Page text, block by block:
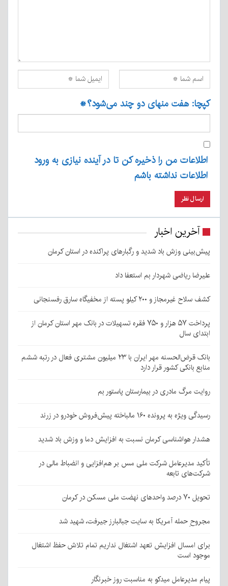
کپچا: هفت منهای دو چند می‌شود؟*
اطلاعات من را ذخیره کن تا در آینده نیازی به ورود
اطلاعات نداشته باشم
آخرین اخبار
پیش‌بینی وزش باد شدید و رگبارهای پراکنده در استان کرمان
علیرضا ریاضی شهردار بم استعفا داد
کشف سلاح غیرمجاز و ۲۰۰ کیلو پسته از مخفیگاه سارق رفسنجانی
پرداخت ۵۷ هزار و ۷۵۰ فقره تسهیلات در بانک مهر استان کرمان از
ابتدای سال
بانک قرض‌الحسنه مهر ایران با ۲۳ میلیون مشتری فعال در رتبه ششم
منابع بانکی کشور قرار دارد
روایت مرگ مادری در بیمارستان پاستور بم
رسیدگی ویژه به پرونده ۱۶۰ مالباخته پیش‌فروش خودرو در زرند
هشدار هواشناسی کرمان نسبت به افزایش دما و وزش باد شدید
تأکید مدیرعامل شرکت ملی مس بر هم‌افزایی و انضباط مالی در
شرکت‌های تابعه
تحویل ۷۰ درصد واحدهای نهضت ملی مسکن در کرمان
مجروحِ حمله آمریکا به سایت جبالبارز جیرفت، شهید شد
برای امسال افزایش تعهد اشتغال نداریم تمام تلاش حفظ اشتغال
موجود است
پیام مدیرعامل میدکو به مناسبت روز خبرنگار